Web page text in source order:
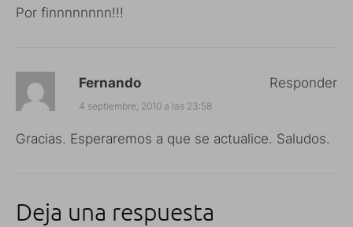
Por finnnnnnnn!!!
Fernando
4 septiembre, 2010 a las 23:58
Gracias. Esperaremos a que se actualice. Saludos.
Responder
Deja una respuesta